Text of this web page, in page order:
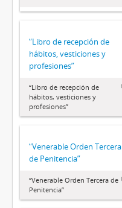
“Libro de recepción de
hábitos, vesticiones y
profesiones”
“Libro de recepción de
hábitos, vesticiones y
profesiones”
“Venerable Orden Tercera
de Penitencia”
“Venerable Orden Tercera de
Penitencia”